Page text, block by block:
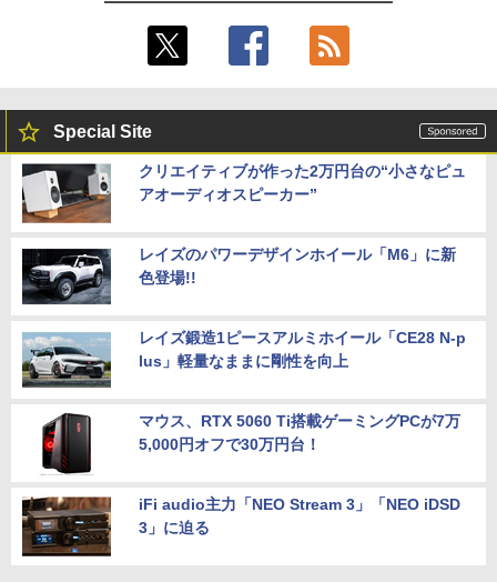
Special Site
クリエイティブが作った2万円台の“小さなピュ
アオーディオスピーカー”
レイズのパワーデザインホイール「M6」に新
色登場!!
レイズ鍛造1ピースアルミホイール「CE28 N-p
lus」軽量なままに剛性を向上
マウス、RTX 5060 Ti搭載ゲーミングPCが7万
5,000円オフで30万円台！
iFi audio主力「NEO Stream 3」「NEO iDSD
3」に迫る